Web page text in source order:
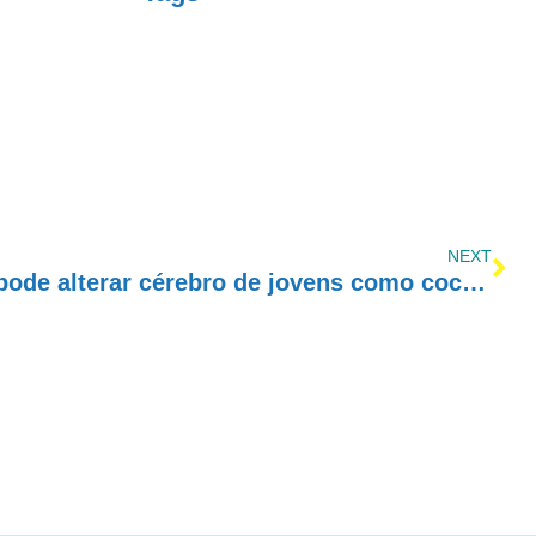
NEXT
Álcool com energético pode alterar cérebro de jovens como cocaína